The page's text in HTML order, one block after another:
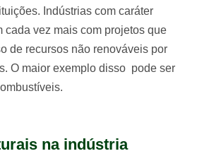
Indústrias com caráter
cada vez mais com projetos que
de recursos não renováveis por
O maior exemplo disso pode ser
na indústria